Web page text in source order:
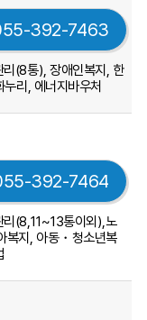
392-7463
리(8통), 장애인복지, 한
리, 에너지바우처
392-7464
리(8,11~13통이외),노
복지, 아동・청소년복